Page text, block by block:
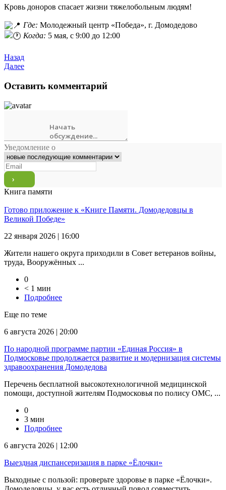
Кровь доноров спасает жизни тяжелобольным людям!
Где: Молодежный центр «Победа», г. Домодедово
Когда: 5 мая, с 9:00 до 12:00
Назад
Далее
Оставить комментарий
Уведомление о
Книга памяти
Готово приложение к «Книге Памяти. Домодедовцы в
Великой Победе»
22 января 2026 | 16:00
Жители нашего округа приходили в Совет ветеранов войны,
труда, Вооружённых ...
0
< 1 мин
Подробнее
Еще по теме
6 августа 2026 | 20:00
По народной программе партии «Единая Россия» в
Подмосковье продолжается развитие и модернизация системы
здравоохранения Домодедова
Перечень бесплатной высокотехнологичной медицинской
помощи, доступной жителям Подмосковья по полису ОМС, ...
0
3 мин
Подробнее
6 августа 2026 | 12:00
Выездная диспансеризация в парке «Ёлочки»
Выходные с пользой: проверьте здоровье в парке «Ёлочки».